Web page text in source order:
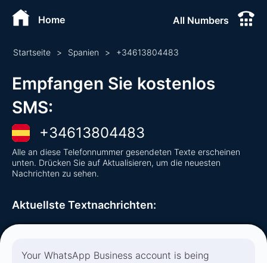
Home All Numbers
Startseite > Spanien > +34613804483
Empfangen Sie kostenlos
SMS:
+34613804483
Alle an diese Telefonnummer gesendeten Texte erscheinen
unten. Drücken Sie auf Aktualisieren, um die neuesten
Nachrichten zu sehen.
Aktuellste Textnachrichten:
Your WhatsApp Business account is being